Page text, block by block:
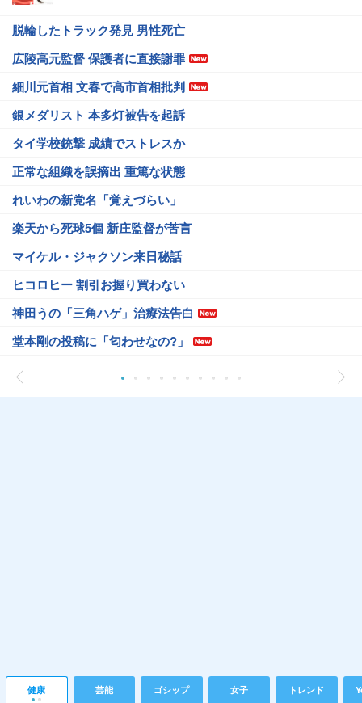
脱輪したトラック発見 男性死亡
広陵高元監督 保護者に直接謝罪
細川元首相 文春で高市首相批判
銀メダリスト 本多灯被告を起訴
タイ学校銃撃 成績でストレスか
正常な組織を誤摘出 重篤な状態
れいわの新党名「覚えづらい」
楽天から死球5個 新庄監督が苦言
マイケル・ジャクソン来日秘話
ヒコロヒー 割引お握り買わない
神田うの「三角ハゲ」治療法告白
堂本剛の投稿に「匂わせなの?」
健康 芸能 ゴシップ 女子 トレンド